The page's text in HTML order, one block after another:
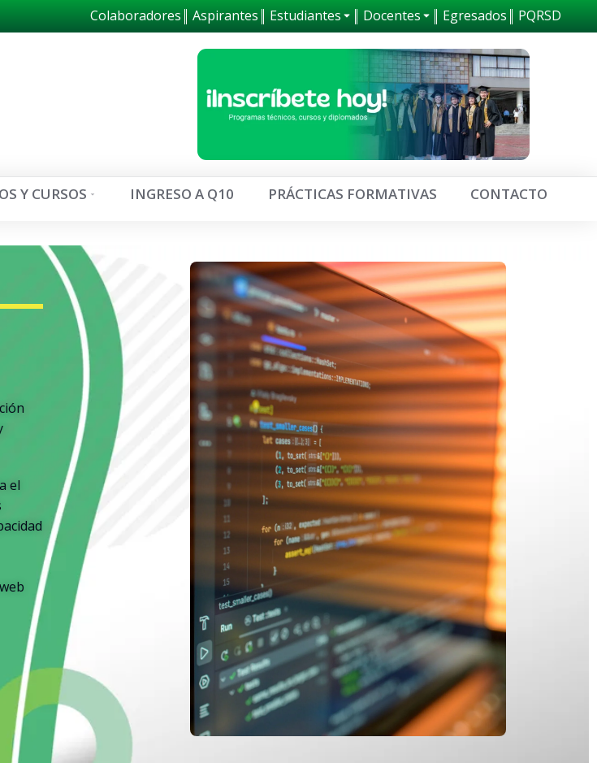
Colaboradores Aspirantes Estudiantes Docentes Egresados PQRSD
Y CURSOS INGRESO A Q10 PRÁCTICAS FORMATIVAS CONTACTO
el